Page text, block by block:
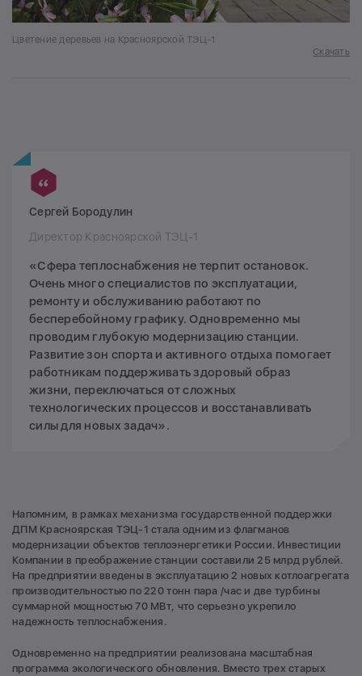
Цветение деревьев на Красноярской ТЭЦ-1
Скачать
Сергей Бородулин
Директор Красноярской ТЭЦ-1
«Сфера теплоснабжения не терпит остановок.
Очень много специалистов по эксплуатации,
ремонту и обслуживанию работают по
бесперебойному графику. Одновременно мы
проводим глубокую модернизацию станции.
Развитие зон спорта и активного отдыха помогает
работникам поддерживать здоровый образ
жизни, переключаться от сложных
технологических процессов и восстанавливать
силы для новых задач».
Напомним, в рамках механизма государственной поддержки
ДПМ Красноярская ТЭЦ-1 стала одним из флагманов
модернизации объектов теплоэнергетики России. Инвестиции
Компании в преображение станции составили 25 млрд рублей.
На предприятии введены в эксплуатацию 2 новых котлоагрегата
производительностью по 220 тонн пара /час и две турбины
суммарной мощностью 70 МВт, что серьезно укрепило
надежность теплоснабжения.
Одновременно на предприятии реализована масштабная
программа экологического обновления. Вместо трех старых